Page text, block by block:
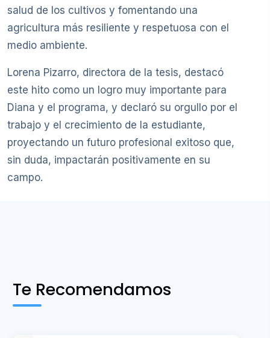
salud de los cultivos y fomentando una
agricultura más resiliente y respetuosa con el
medio ambiente.
Lorena Pizarro, directora de la tesis, destacó
este hito como un logro muy importante para
Diana y el programa, y declaró su orgullo por el
trabajo y el crecimiento de la estudiante,
proyectando un futuro profesional exitoso que,
sin duda, impactarán positivamente en su
campo.
Te Recomendamos